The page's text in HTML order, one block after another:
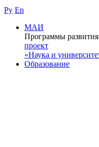
Ру En
МАИ
Программы развития
проект
«Наука и
Образование